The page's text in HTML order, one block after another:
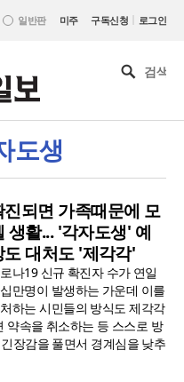
일반판 미주 구독신청 | 로그인
도생
진되면 가족때문에 모
생활... '각자도생' 예
도 대처도 '제각각'
나19 신규 확진자 수가 연일
만명이 발생하는 가운데 이를
하는 시민들의 방식도 제각각
약속을 취소하는 등 스스로 방
장감을 풀면서 경계심을 낮추